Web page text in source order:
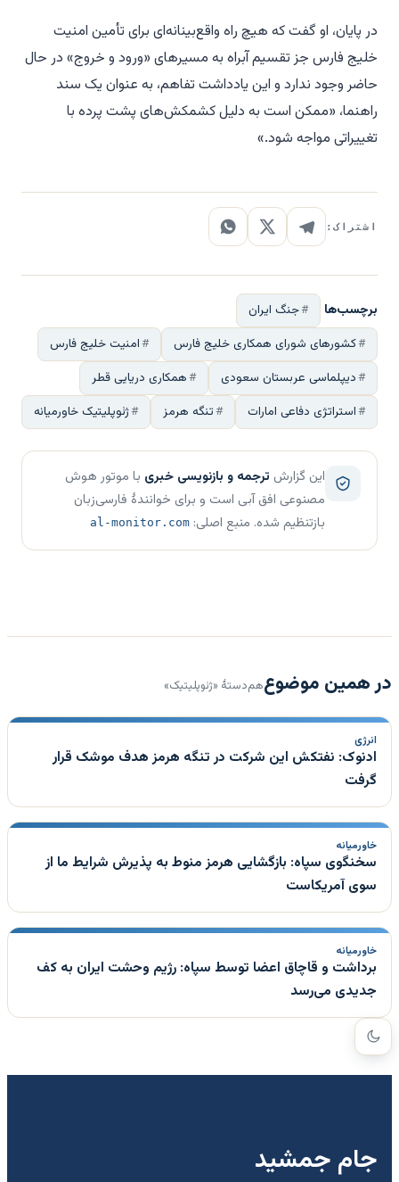
در پایان، او گفت که هیچ راه واقع‌بینانه‌ای برای تأمین امنیت
خلیج فارس جز تقسیم آبراه به مسیرهای «ورود و خروج» در حال
حاضر وجود ندارد و این یادداشت تفاهم، به عنوان یک سند
راهنما، «ممکن است به دلیل کشمکش‌های پشت پرده با
تغییراتی مواجه شود.»
اشتراک:
برچسب‌ها
جنگ ایران
کشورهای شورای همکاری خلیج فارس
امنیت خلیج فارس
دیپلماسی عربستان سعودی
همکاری دریایی قطر
استراتژی دفاعی امارات
تنگه هرمز ژئوپلیتیک خاورمیانه
این گزارش ترجمه و بازنویسی خبری با موتور هوش
مصنوعی افق آبی است و برای خوانندهٔ فارسی‌زبان
بازتنظیم شده. منبع اصلی: al-monitor.com
در همین موضوعهم‌دستهٔ «ژئوپلیتیک»
انرژی
ادنوک: نفتکش این شرکت در تنگه هرمز هدف موشک قرار
گرفت
خاورمیانه
سخنگوی سپاه: بازگشایی هرمز منوط به پذیرش شرایط ما از
سوی آمریکاست
خاورمیانه
برداشت و قاچاق اعضا توسط سپاه: رژیم وحشت ایران به کف
جدیدی می‌رسد
جام جمشید